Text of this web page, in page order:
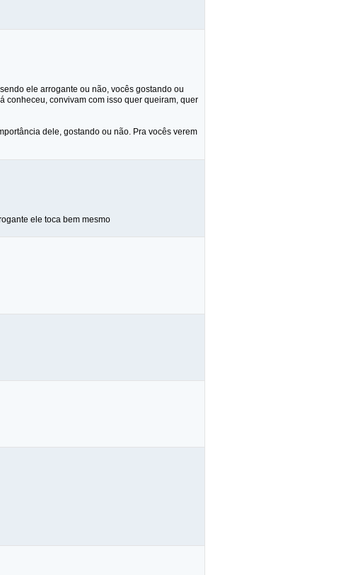
ele arrogante ou não, vocês gostando ou
conheceu, convivam com isso quer queiram, quer
dele, gostando ou não. Pra vocês verem
ele toca bem mesmo